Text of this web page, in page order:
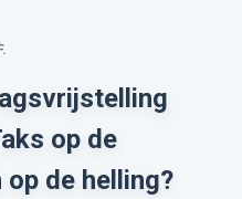
op de
de helling?